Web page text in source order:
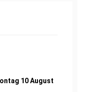
10 August